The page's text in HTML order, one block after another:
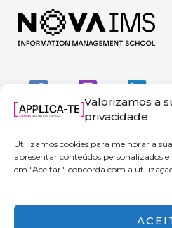
Valorizamos a
privacidade
Utilizamos cookies para melhorar a
apresentar conteúdos personalizados
em "Aceitar", concorda com a
Copyright © 2026 Applica-te |